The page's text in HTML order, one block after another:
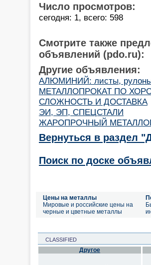
Число просмотров:
сегодня: 1, всего: 598
Смотрите также
объявлений (pdo.ru):
Другие объявления:
АЛЮМИНИЙ: листы,
МЕТАЛЛОПРОКАТ ПО
СЛОЖНОСТЬ И ДОСТАВКА
ЭИ, ЭП, СПЕЦСТАЛИ
ЖАРОПРОЧНЫЙ
Вернуться в раздел
Поиск по доске
Цены на металлы
Мировые и российские цены на
черные и цветные металлы
CLASSIFIED
Другое